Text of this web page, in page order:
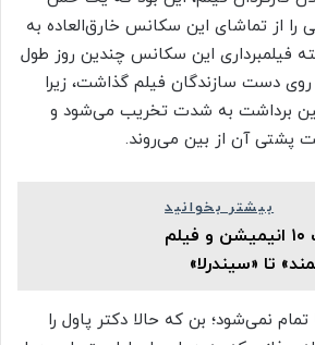
از تماشای این سکانس خارق‌العاده به
فیلمبرداری این سکانس چندین روز طول
دست سازندگان فیلم گذاشت، زیرا
حین برداشت به شدت تخریب می‌شود و
پشتی آن از بین می‌روند.
بیشتر بخوانید
داستان تاریک پشت ۱۰ انیمیشن و فیلم
تا «سیندرلا»
نمی‌شود؛ بن که حالا دکتر پاول را